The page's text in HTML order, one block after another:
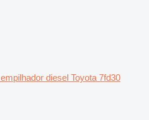
empilhador diesel Toyota 7fd30